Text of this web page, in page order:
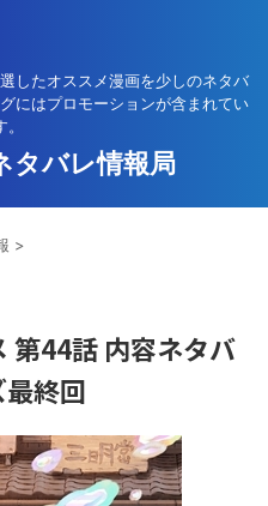
したオススメ漫画を少しのネタバ
にはプロモーションが含まれてい
タバレ情報局
>
第44話 内容ネタバ
終回